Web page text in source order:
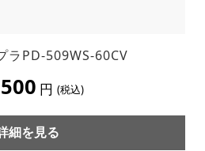
PD-509WS-60CV
円 (税込)
細を見る